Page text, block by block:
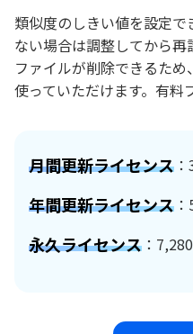
類似度のしきい値を設定
ない場合は調整してから
ファイルが削除できるた
使っていただけます。有料
月間更新ライセンス
年間更新ライセンス
永久ライセンス ：